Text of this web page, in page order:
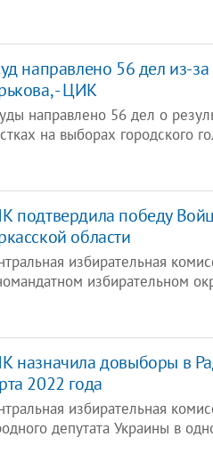
направлено 56 дел из-
- ЦИК
направлено 56 дел о
на выборах городского
подтвердила победу
области
избирательная
избирательном
назначила довыборы в
2022 года
избирательная
депутата Украины в